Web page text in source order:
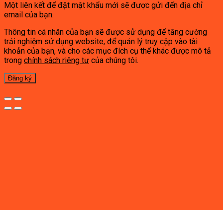
Một liên kết để đặt mật khẩu mới sẽ được gửi đến địa chỉ
email của bạn.
Thông tin cá nhân của bạn sẽ được sử dụng để tăng cường
trải nghiệm sử dụng website, để quản lý truy cập vào tài
khoản của bạn, và cho các mục đích cụ thể khác được mô tả
trong chính sách riêng tư của chúng tôi.
Đăng ký